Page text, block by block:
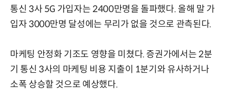
통신 3사 5G 가입자는 2400만명을 돌파했다. 올해 말 가
입자 3000만명 달성에는 무리가 없을 것으로 관측된다.
마케팅 안정화 기조도 영향을 미쳤다. 증권가에서는 2분
기 통신 3사의 마케팅 비용 지출이 1분기와 유사하거나
소폭 상승할 것으로 예상했다.